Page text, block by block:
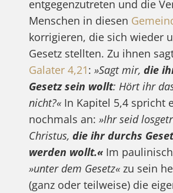
entgegenzutreten und die
Menschen in diesen
korrigieren, die sich wieder
Gesetz stellten. Zu ihnen
Galater 4,21: »Sagt mir, die
Gesetz sein wollt: Hört ihr
nicht?«In Kapitel 5,4 spricht
nochmals an: »Ihr seid
Christus, die ihr durchs
werden wollt.« Im
»unter dem Gesetz«zu sein
(ganz oder teilweise) die